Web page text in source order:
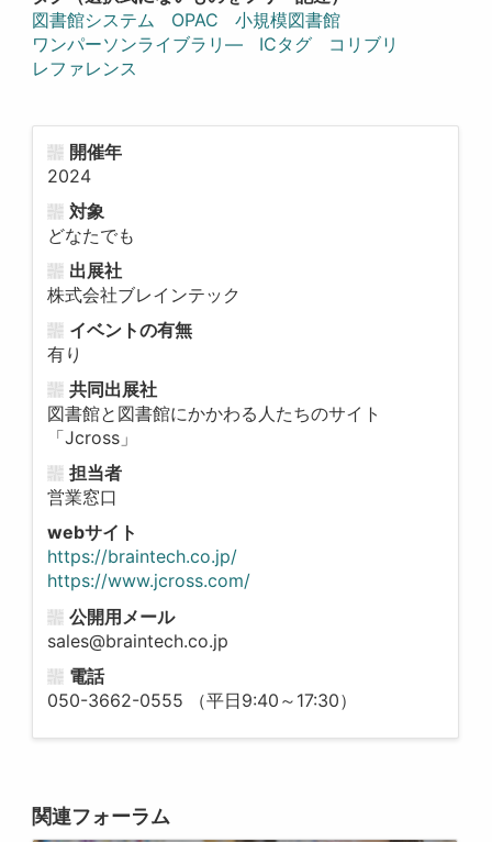
図書館システム
OPAC
小規模図書館
ワンパーソンライブラリ―
ICタグ
コリブリ
レファレンス
開催年
2024
対象
どなたでも
出展社
株式会社ブレインテック
イベントの有無
有り
共同出展社
図書館と図書館にかかわる人たちのサイト
「Jcross」
担当者
営業窓口
webサイト
https://braintech.co.jp/
https://www.jcross.com/
公開用メール
sales@braintech.co.jp
電話
050-3662-0555 （平日9:40～17:30）
関連フォーラム